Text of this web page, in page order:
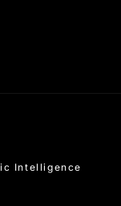
Intelligence